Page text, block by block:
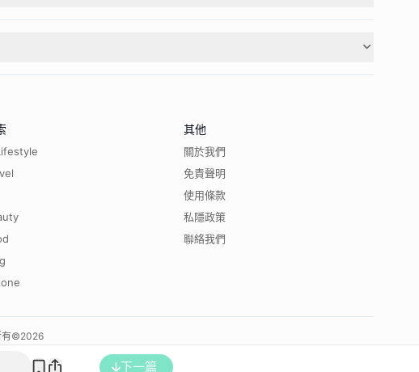
下一篇
其他
關於我們
免責聲明
使用條款
私隱政策
聯絡我們
有©2026